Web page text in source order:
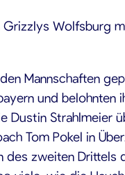
Wolfsburg
Mannschaften
und belohnten
Strahlmeier
Tom Pokel in
zweiten